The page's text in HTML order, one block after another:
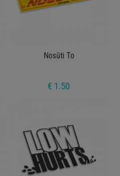
Nosūti To
€ 1.50